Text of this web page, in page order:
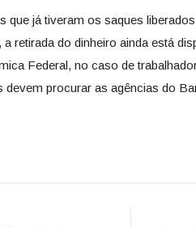
que já tiveram os saques
retirada do dinheiro ainda está
Federal, no caso de
devem procurar as agências do